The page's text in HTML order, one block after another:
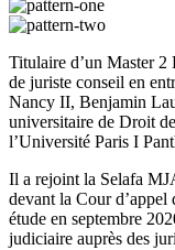
Titulaire d’un Master 2
de juriste conseil en
Nancy II, Benjamin
universitaire de Droit
l’Université Paris I
Il a rejoint la Selafa
devant la Cour d’appel
étude en septembre
judiciaire auprès des